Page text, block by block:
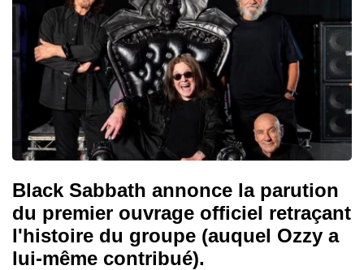
Black Sabbath annonce la parution
du premier ouvrage officiel retraçant
l'histoire du groupe (auquel Ozzy a
lui-même contribué).